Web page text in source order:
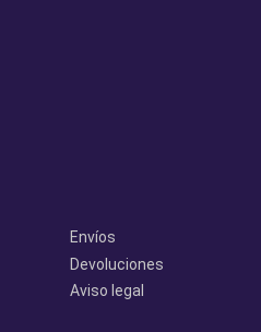
Envíos
Devoluciones
Aviso legal